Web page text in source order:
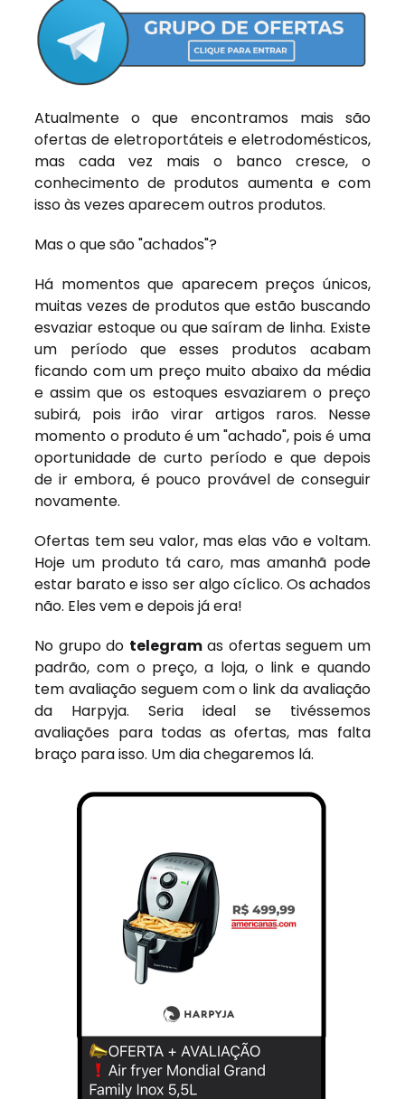
Atualmente o que encontramos mais são
ofertas de eletroportáteis e eletrodomésticos,
mas cada vez mais o banco cresce, o
conhecimento de produtos aumenta e com
isso às vezes aparecem outros produtos.
Mas o que são "achados"?
Há momentos que aparecem preços únicos,
muitas vezes de produtos que estão buscando
esvaziar estoque ou que saíram de linha. Existe
um período que esses produtos acabam
ficando com um preço muito abaixo da média
e assim que os estoques esvaziarem o preço
subirá, pois irão virar artigos raros. Nesse
momento o produto é um "achado", pois é uma
oportunidade de curto período e que depois
de ir embora, é pouco provável de conseguir
novamente.
Ofertas tem seu valor, mas elas vão e voltam.
Hoje um produto tá caro, mas amanhã pode
estar barato e isso ser algo cíclico. Os achados
não. Eles vem e depois já era!
No grupo do telegramas ofertas seguem um
padrão, com o preço, a loja, o link e quando
tem avaliação seguem com o link da avaliação
da Harpyja. Seria ideal se tivéssemos
avaliações para todas as ofertas, mas falta
braço para isso. Um dia chegaremos lá.